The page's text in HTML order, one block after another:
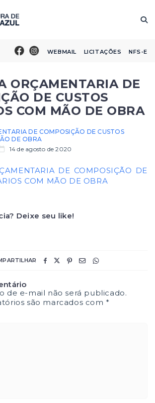
WEBMAIL LICITAÇÕES NFS-E
ORÇAMENTARIA DE
DE CUSTOS
COM MÃO DE OBRA
DE COMPOSIÇÃO DE CUSTOS
DE OBRA
14 de agosto de 2020
DE COMPOSIÇÃO DE
COM MÃO DE OBRA
Deixe seu like!
de e-mail não será publicado.
são marcados com*